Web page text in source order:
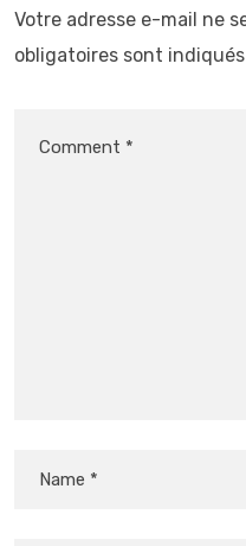
Votre adresse e-mail ne
obligatoires sont